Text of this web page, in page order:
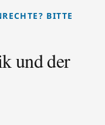
BITTE
und der